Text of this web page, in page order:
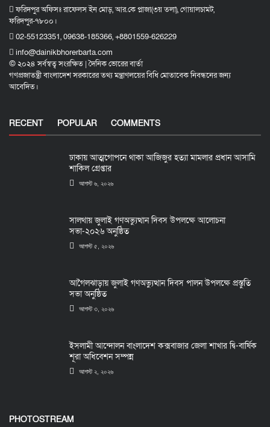
ফরিদপুর অফিসঃ রাফেলস ইন মোড়, আর.কে প্লাজা(৩য় তলা), গোয়ালচামট,
ফরিদপুর-৭৮০০।
02-55123351, 09638-185366, +8801559-626229
info@dainikbhorerbarta.com
© ২০২৪ সর্বস্বত্ব সংরক্ষিত | দৈনিক ভোরের বার্তা
গণপ্রজাতন্ত্রী বাংলাদেশ সরকারের তথ্য মন্ত্রাণলয়ের বিধি মোতাবেক নিবন্ধনের জন্য
আবেদিত।
RECENT POPULAR COMMENTS
ঢাকায় আত্মগোপনে থাকা আজিজুর হত্যা মামলার প্রধান আসামি
শাকিল গ্রেপ্তার
আগস্ট ৬, ২০২৬
সালথায় জুলাই গণঅভ্যুত্থান দিবস উপলক্ষে আলোচনা
সভা-২০২৬ অনুষ্ঠিত
আগস্ট ৫, ২০২৬
আগৈলঝাড়ায় জুলাই গণঅভ্যুত্থান দিবস পালন উপলক্ষে প্রস্তুতি
সভা অনুষ্ঠিত
আগস্ট ৩, ২০২৬
ইসলামী আন্দোলন বাংলাদেশ কক্সবাজার জেলা শাখার দ্বি-বার্ষিক
শূরা অধিবেশন সম্পন্ন
আগস্ট ২, ২০২৬
PHOTOSTREAM